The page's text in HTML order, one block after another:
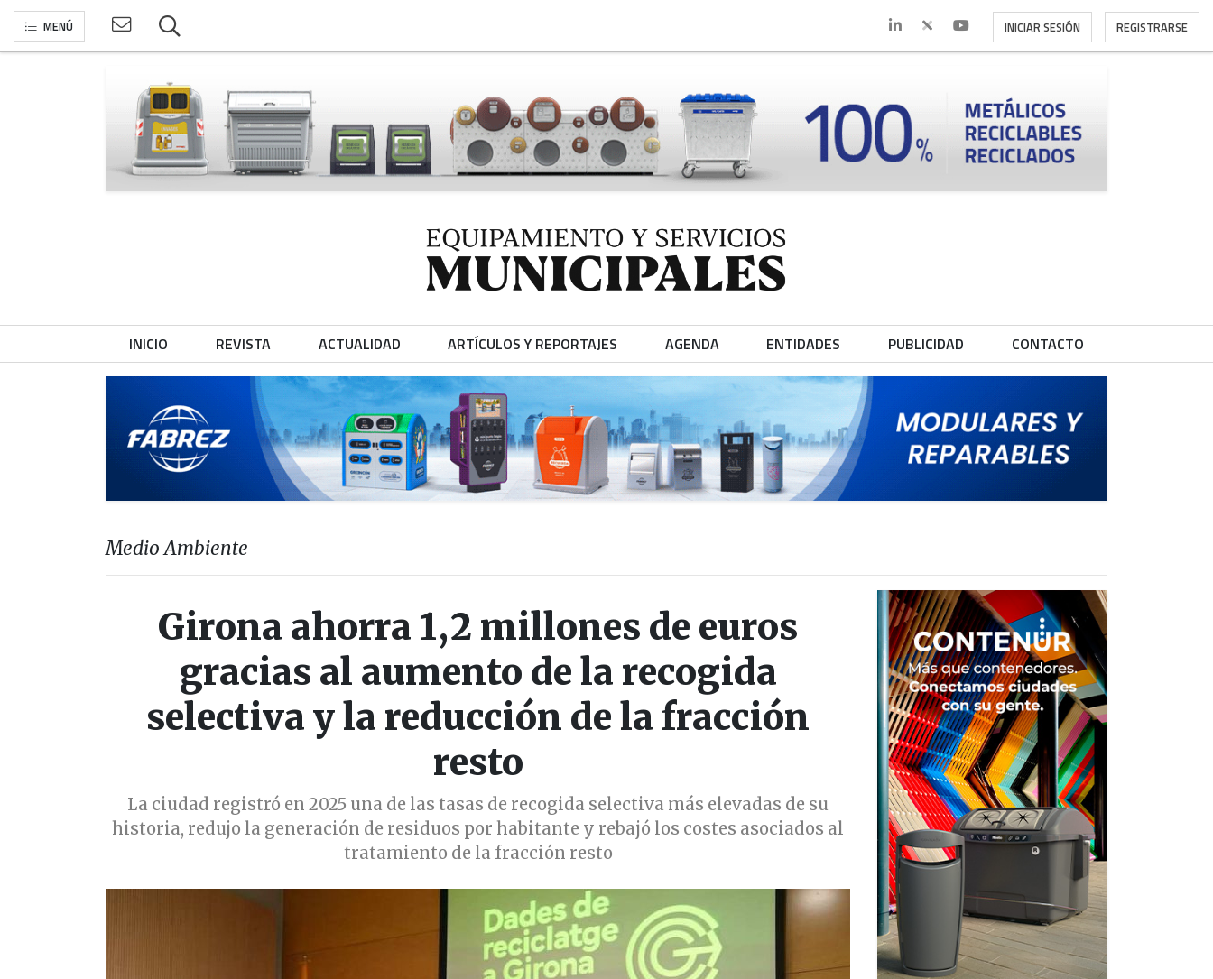
MENÚ INICIAR SESIÓN REGISTRARSE
INICIO REVISTA ACTUALIDAD ARTÍCULOS Y REPORTAJES AGENDA ENTIDADES PUBLICIDAD CONTACTO
Medio Ambiente
Girona ahorra 1,2 millones de euros
gracias al aumento de la recogida
selectiva y la reducción de la fracción
resto
La ciudad registró en 2025 una de las tasas de recogida selectiva más elevadas de su
historia, redujo la generación de residuos por habitante y rebajó los costes asociados al
tratamiento de la fracción resto